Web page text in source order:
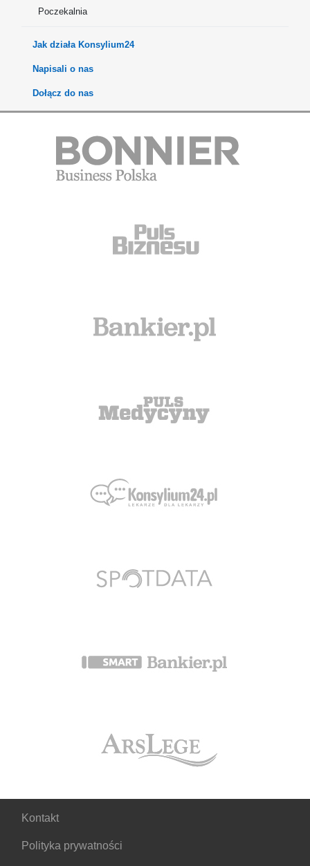
Poczekalnia
Jak działa Konsylium24
Napisali o nas
Dołącz do nas
Kontakt
Polityka prywatności